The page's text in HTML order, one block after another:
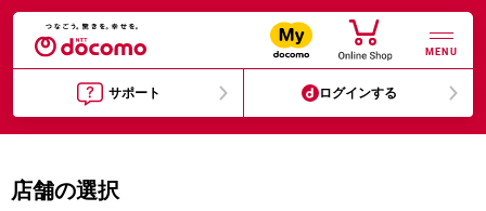
MENU
サポート ログインする
店舗の選択